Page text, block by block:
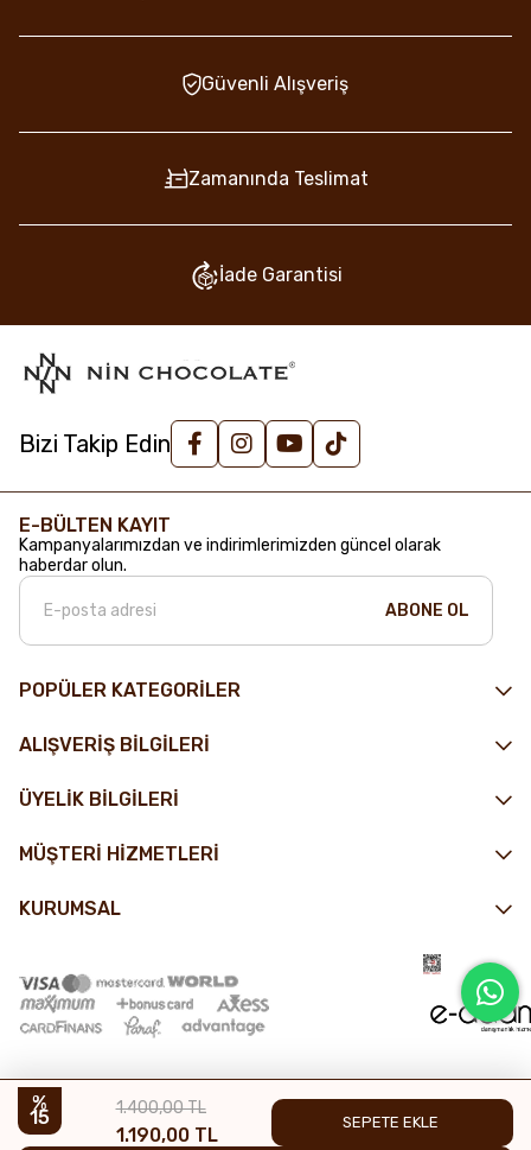
1.400,00 TL
1.190,00 TL
15
Güvenli Alışveriş
Zamanında Teslimat
İade Garantisi
Bizi Takip Edin
POPÜLER KATEGORİLER
ALIŞVERİŞ BİLGİLERİ
ÜYELİK BİLGİLERİ
MÜŞTERİ HİZMETLERİ
KURUMSAL
E-BÜLTEN KAYIT
Kampanyalarımızdan ve indirimlerimizden güncel olarak
haberdar olun.
ABONE OL